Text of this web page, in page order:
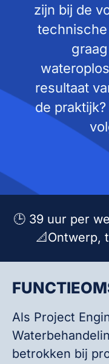
zijn bij de
technische
resultaat
de
🕒 39 uur per
📐Ontwerp,
Als Project
betrokken bij